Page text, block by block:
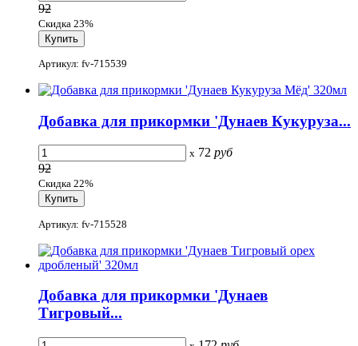
92
Скидка 23%
Артикул: fv-715539
Добавка для прикормки 'Дунаев Кукуруза...
x 72 руб
92
Скидка 22%
Артикул: fv-715528
Добавка для прикормки 'Дунаев
Тигровый...